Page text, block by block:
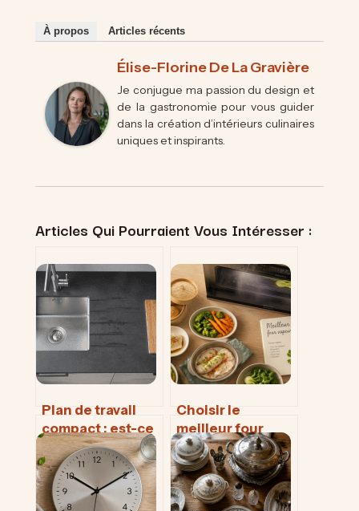
À propos Articles récents
Élise-Florine De La Gravière
Je conjugue ma passion du design et
de la gastronomie pour vous guider
dans la création d’intérieurs culinaires
uniques et inspirants.
Articles Qui Pourraient Vous Intéresser :
Plan de travail
compact : est-ce
vraiment
l’alternative
idéale au quartz,
au granit et au
Choisir le
meilleur four
vapeur : 3
technologies
pour transformer
vos cuissons